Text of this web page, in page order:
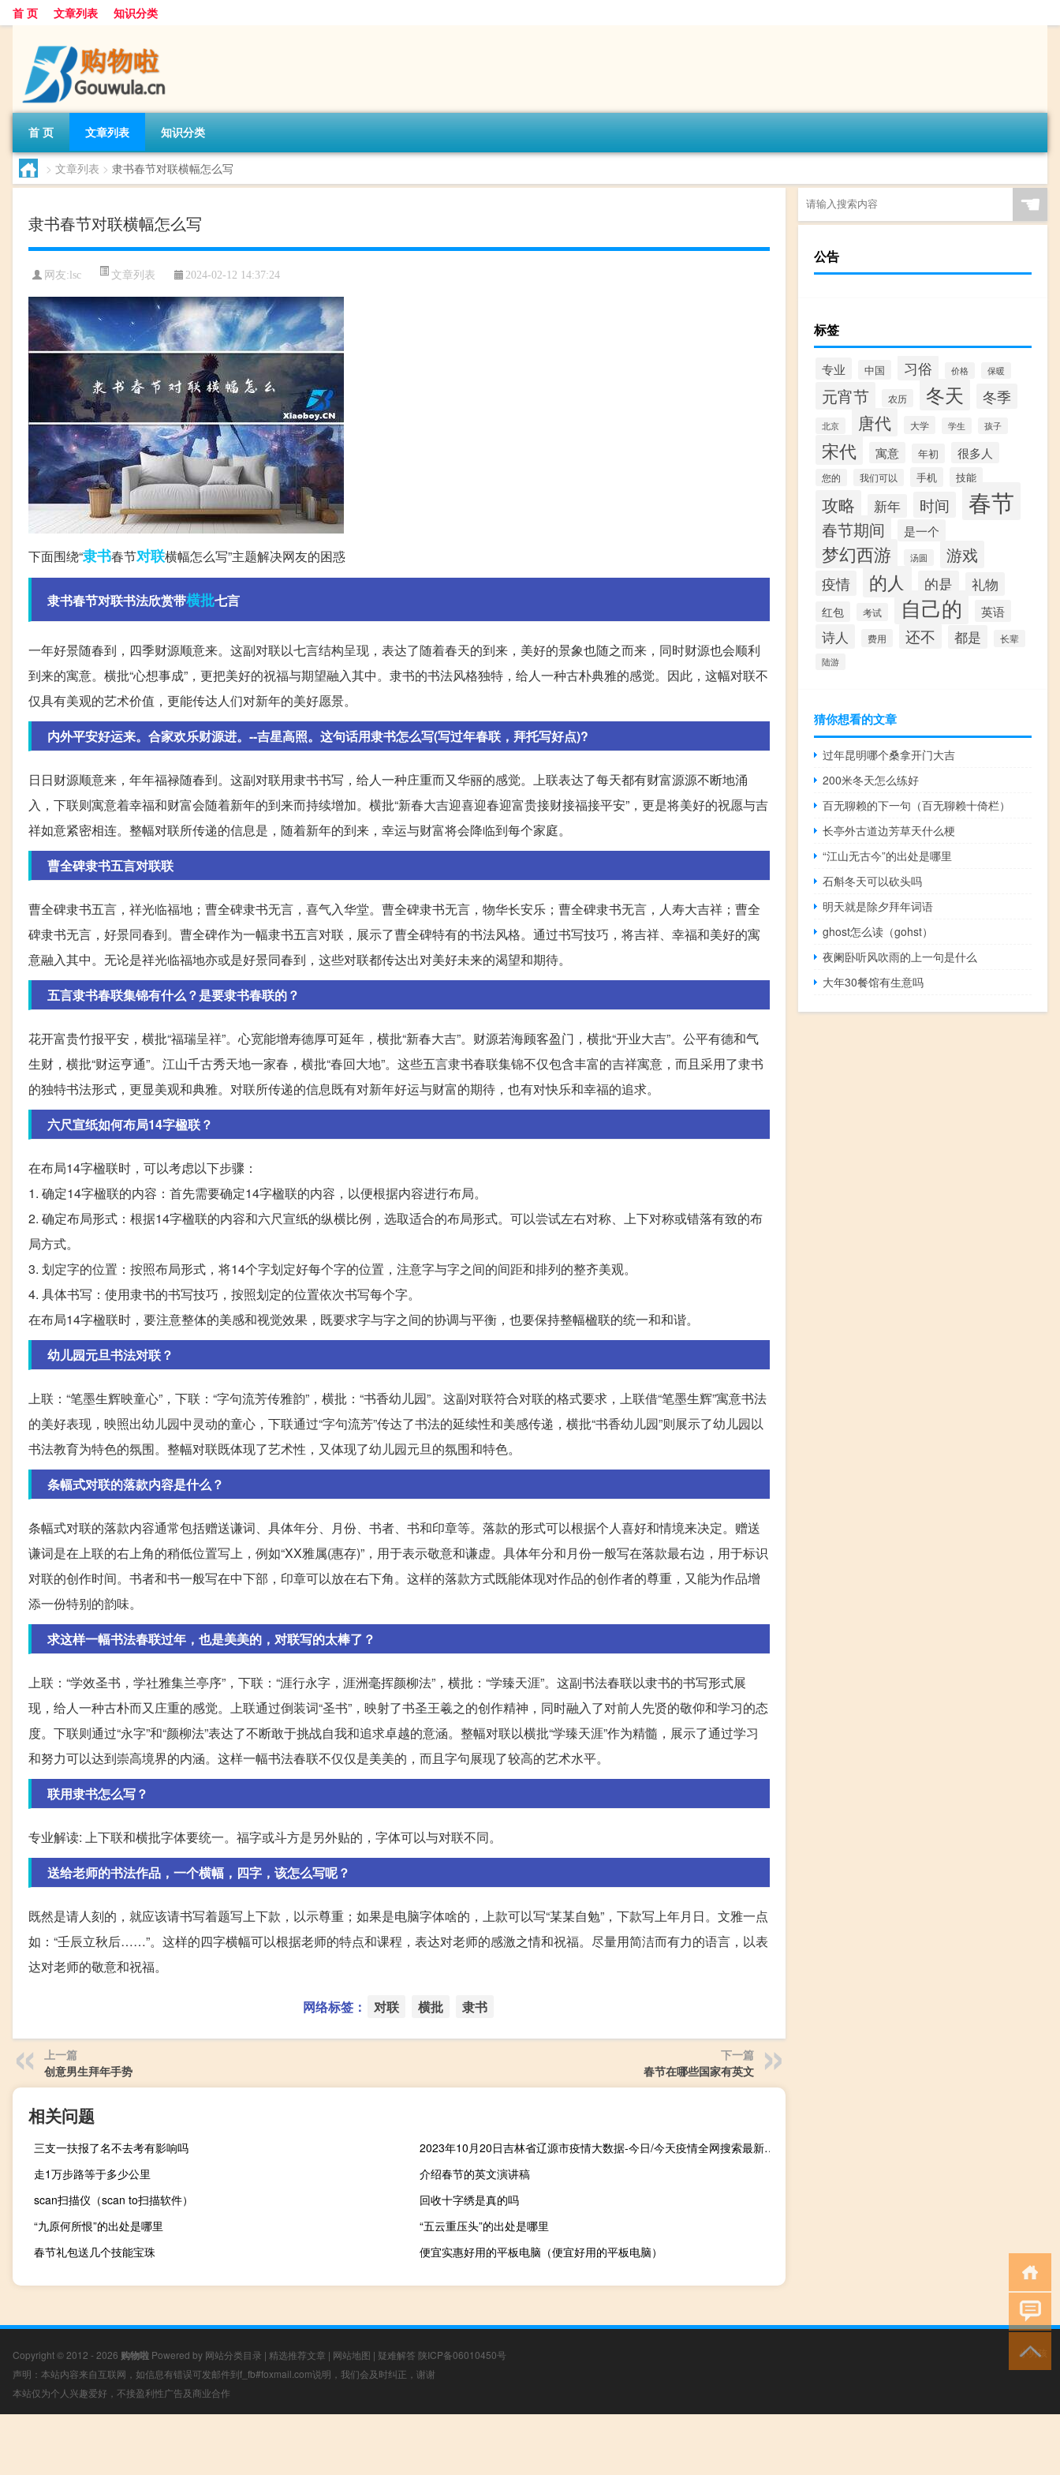
首 页 文章列表 知识分类
首 页 文章列表 知识分类
> 文章列表 > 隶书春节对联横幅怎么写
隶书春节对联横幅怎么写
网友: lsc 文章列表 2024-02-12 14:37:24
下面围绕“隶书春节对联横幅怎么写”主题解决网友的困惑
隶书春节对联书法欣赏带横批七言
一年好景随春到，四季财源顺意来。这副对联以七言结构呈现，表达了随着春天的到来，美好的景象也随之而来，同时财源也会顺利
到来的寓意。横批“心想事成”，更把美好的祝福与期望融入其中。隶书的书法风格独特，给人一种古朴典雅的感觉。因此，这幅对联不
仅具有美观的艺术价值，更能传达人们对新年的美好愿景。
内外平安好运来。合家欢乐财源进。--吉星高照。这句话用隶书怎么写(写过年春联，拜托写好点)?
日日财源顺意来，年年福禄随春到。这副对联用隶书书写，给人一种庄重而又华丽的感觉。上联表达了每天都有财富源源不断地涌
入，下联则寓意着幸福和财富会随着新年的到来而持续增加。横批“新春大吉迎喜迎春迎富贵接财接福接平安”，更是将美好的祝愿与吉
祥如意紧密相连。整幅对联所传递的信息是，随着新年的到来，幸运与财富将会降临到每个家庭。
曹全碑隶书五言对联联
曹全碑隶书五言，祥光临福地；曹全碑隶书无言，喜气入华堂。曹全碑隶书无言，物华长安乐；曹全碑隶书无言，人寿大吉祥；曹全
碑隶书无言，好景同春到。曹全碑作为一幅隶书五言对联，展示了曹全碑特有的书法风格。通过书写技巧，将吉祥、幸福和美好的寓
意融入其中。无论是祥光临福地亦或是好景同春到，这些对联都传达出对美好未来的渴望和期待。
五言隶书春联集锦有什么？是要隶书春联的？
花开富贵竹报平安，横批“福瑞呈祥”。心宽能增寿德厚可延年，横批“新春大吉”。财源若海顾客盈门，横批“开业大吉”。公平有德和气
生财，横批“财运亨通”。江山千古秀天地一家春，横批“春回大地”。这些五言隶书春联集锦不仅包含丰富的吉祥寓意，而且采用了隶书
的独特书法形式，更显美观和典雅。对联所传递的信息既有对新年好运与财富的期待，也有对快乐和幸福的追求。
六尺宣纸如何布局14字楹联？
在布局14字楹联时，可以考虑以下步骤：
1. 确定14字楹联的内容：首先需要确定14字楹联的内容，以便根据内容进行布局。
2. 确定布局形式：根据14字楹联的内容和六尺宣纸的纵横比例，选取适合的布局形式。可以尝试左右对称、上下对称或错落有致的布
局方式。
3. 划定字的位置：按照布局形式，将14个字划定好每个字的位置，注意字与字之间的间距和排列的整齐美观。
4. 具体书写：使用隶书的书写技巧，按照划定的位置依次书写每个字。
在布局14字楹联时，要注意整体的美感和视觉效果，既要求字与字之间的协调与平衡，也要保持整幅楹联的统一和和谐。
幼儿园元旦书法对联？
上联：“笔墨生辉映童心”，下联：“字句流芳传雅韵”，横批：“书香幼儿园”。这副对联符合对联的格式要求，上联借“笔墨生辉”寓意书法
的美好表现，映照出幼儿园中灵动的童心，下联通过“字句流芳”传达了书法的延续性和美感传递，横批“书香幼儿园”则展示了幼儿园以
书法教育为特色的氛围。整幅对联既体现了艺术性，又体现了幼儿园元旦的氛围和特色。
条幅式对联的落款内容是什么？
条幅式对联的落款内容通常包括赠送谦词、具体年分、月份、书者、书和印章等。落款的形式可以根据个人喜好和情境来决定。赠送
谦词是在上联的右上角的稍低位置写上，例如“XX雅属(惠存)”，用于表示敬意和谦虚。具体年分和月份一般写在落款最右边，用于标识
对联的创作时间。书者和书一般写在中下部，印章可以放在右下角。这样的落款方式既能体现对作品的创作者的尊重，又能为作品增
添一份特别的韵味。
求这样一幅书法春联过年，也是美美的，对联写的太棒了？
上联：“学效圣书，学社雅集兰亭序”，下联：“涯行永字，涯洲毫挥颜柳法”，横批：“学臻天涯”。这副书法春联以隶书的书写形式展
现，给人一种古朴而又庄重的感觉。上联通过倒装词“圣书”，映射了书圣王羲之的创作精神，同时融入了对前人先贤的敬仰和学习的态
度。下联则通过“永字”和“颜柳法”表达了不断敢于挑战自我和追求卓越的意涵。整幅对联以横批“学臻天涯”作为精髓，展示了通过学习
和努力可以达到崇高境界的内涵。这样一幅书法春联不仅仅是美美的，而且字句展现了较高的艺术水平。
联用隶书怎么写？
专业解读: 上下联和横批字体要统一。福字或斗方是另外贴的，字体可以与对联不同。
送给老师的书法作品，一个横幅，四字，该怎么写呢？
既然是请人刻的，就应该请书写着题写上下款，以示尊重；如果是电脑字体啥的，上款可以写“某某自勉”，下款写上年月日。文雅一点
如：“壬辰立秋后……”。这样的四字横幅可以根据老师的特点和课程，表达对老师的感激之情和祝福。尽量用简洁而有力的语言，以表
达对老师的敬意和祝福。
网络标签： 对联 横批 隶书
上一篇
创意男生拜年手势
下一篇
春节在哪些国家有英文
相关问题
三支一扶报了名不去考有影响吗
2023年10月20日吉林省辽源市疫情大数据-今日/今天疫情全网搜索最新实时消息动态情况通知播报
走1万步路等于多少公里
介绍春节的英文演讲稿
scan扫描仪（scan to扫描软件）
回收十字绣是真的吗
“九原何所恨”的出处是哪里
“五云重压头”的出处是哪里
春节礼包送几个技能宝珠
便宜实惠好用的平板电脑（便宜好用的平板电脑）
☚
公告
标签
专业 中国 习俗 价格 保暖
元宵节 农历 冬天 冬季
北京 唐代 大学 学生 孩子
宋代 寓意 年初 很多人
您的 我们可以 手机 技能
攻略 新年 时间 春节
春节期间 是一个
梦幻西游 汤圆 游戏
疫情 的人 的是 礼物
红包 考试 自己的 英语
诗人 费用 还不 都是 长辈
陆游
猜你想看的文章
过年昆明哪个桑拿开门大吉
200米冬天怎么练好
百无聊赖的下一句（百无聊赖十倚栏）
长亭外古道边芳草天什么梗
“江山无古今”的出处是哪里
石斛冬天可以砍头吗
明天就是除夕拜年词语
ghost怎么读（gohst）
夜阑卧听风吹雨的上一句是什么
大年30餐馆有生意吗
Copyright © 2012 - 2026 购物啦 Powered by 网站分类目录 | 精选推荐文章 | 网站地图 | 疑难解答 陕ICP备06010450号
声明：本站内容来自互联网，如信息有错误可发邮件到f_fb#foxmail.com说明，我们会及时纠正，谢谢
本站仅为个人兴趣爱好，不接盈利性广告及商业合作
小男孩